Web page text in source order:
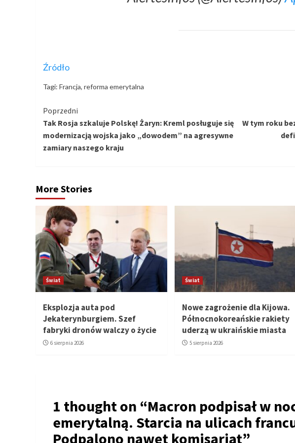
Źródło
Tagi: Francja, reforma emerytalna
Kontynuuj
czytanie
Poprzedni
Tak Rosja szkaluje Polskę! Żaryn: Kreml posługuje się
modernizacją wojska jako „dowodem” na agresywne
zamiary naszego kraju
W tym roku
More Stories
Świat
Eksplozja auta pod
Jekaterynburgiem. Szef
fabryki dronów walczy o życie
6 sierpnia 2026
Świat
Nowe zagrożenie dla Kijowa.
Północnokoreańskie rakiety
uderzą w ukraińskie miasta
5 sierpnia 2026
1 thought on “Macron podpisał w
emerytalną. Starcia na ulicach
Podpalono nawet komisariat”